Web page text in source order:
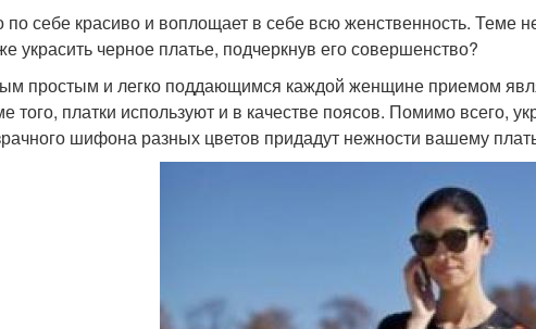
по себе красиво и воплощает в себе всю женственность. Теме
украсить черное платье, подчеркнув его совершенство?
простым и легко поддающимся каждой женщине приемом
того, платки используют и в качестве поясов. Помимо
шифона разных цветов придадут нежности вашему